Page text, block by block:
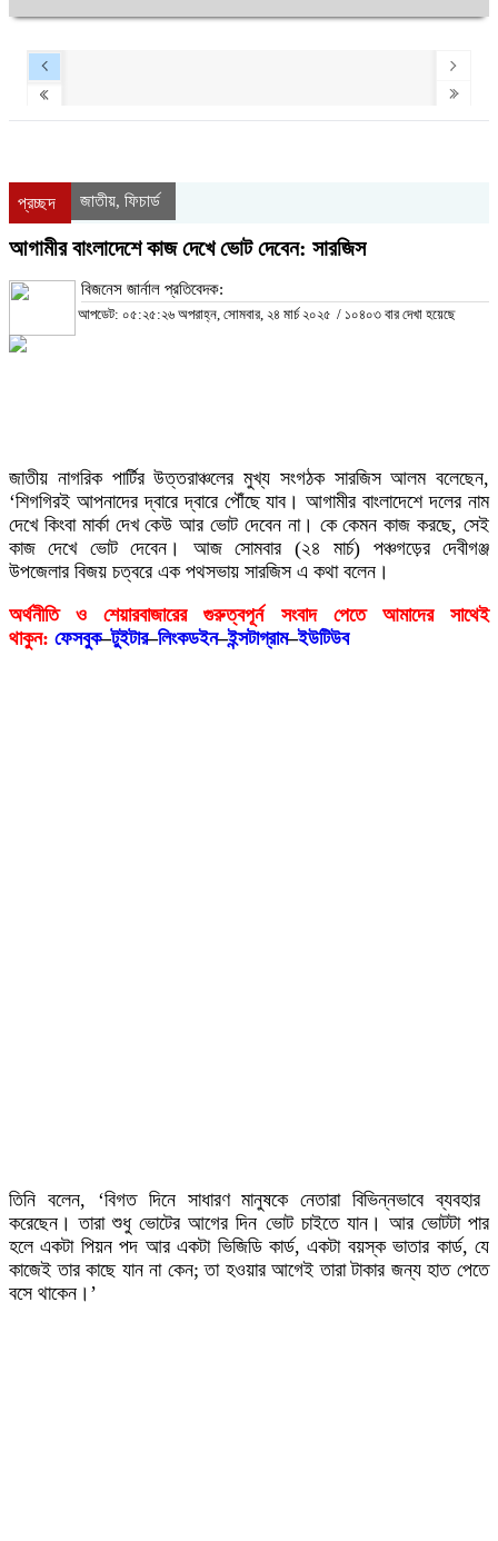
প্রচ্ছদ জাতীয়, ফিচার্ড
আগামীর বাংলাদেশে কাজ দেখে ভোট দেবেন: সারজিস
বিজনেস জার্নাল প্রতিবেদক:
আপডেট: ০৫:২৫:২৬ অপরাহ্ন, সোমবার, ২৪ মার্চ ২০২৫ / ১০৪০৩ বার দেখা হয়েছে
জাতীয় নাগরিক পার্টির উত্তরাঞ্চলের মুখ্য সংগঠক সারজিস আলম বলেছেন,
‘শিগগিরই আপনাদের দ্বারে দ্বারে পৌঁছে যাব। আগামীর বাংলাদেশে দলের নাম
দেখে কিংবা মার্কা দেখ কেউ আর ভোট দেবেন না। কে কেমন কাজ করছে, সেই
কাজ দেখে ভোট দেবেন। আজ সোমবার (২৪ মার্চ) পঞ্চগড়ের দেবীগঞ্জ
উপজেলার বিজয় চত্বরে এক পথসভায় সারজিস এ কথা বলেন।
অর্থনীতি ও শেয়ারবাজারের গুরুত্বপূর্ন সংবাদ পেতে আমাদের সাথেই
থাকুন: ফেসবুক–টুইটার–লিংকডইন–ইন্সটাগ্রাম–ইউটিউব
তিনি বলেন, ‘বিগত দিনে সাধারণ মানুষকে নেতারা বিভিন্নভাবে ব্যবহার
করেছেন। তারা শুধু ভোটের আগের দিন ভোট চাইতে যান। আর ভোটটা পার
হলে একটা পিয়ন পদ আর একটা ভিজিডি কার্ড, একটা বয়স্ক ভাতার কার্ড, যে
কাজেই তার কাছে যান না কেন; তা হওয়ার আগেই তারা টাকার জন্য হাত পেতে
বসে থাকেন।’